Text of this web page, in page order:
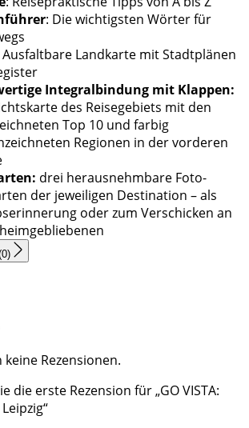
: Die wichtigsten Wörter für
Ausfaltbare Landkarte mit Stadtplänen
Integralbindung mit Klappen:
des Reisegebiets mit den
Top 10 und farbig
Regionen in der vorderen
drei herausnehmbare Foto-
der jeweiligen Destination – als
oder zum Verschicken an
(0)
keine Rezensionen.
die erste Rezension für „GO VISTA: